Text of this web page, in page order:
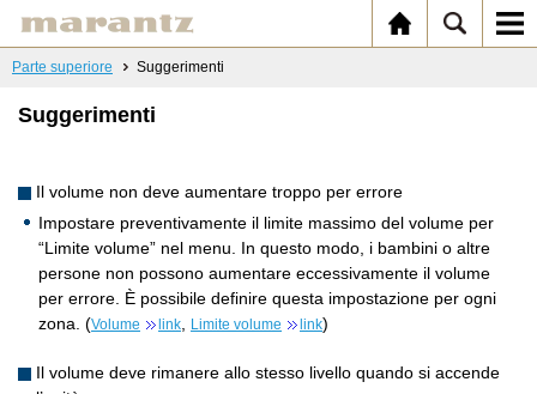
Parte superiore Suggerimenti
Suggerimenti
Il volume non deve aumentare troppo per errore
Impostare preventivamente il limite massimo del volume per
“Limite volume” nel menu. In questo modo, i bambini o altre
persone non possono aumentare eccessivamente il volume
per errore. È possibile definire questa impostazione per ogni
zona. (Volume link Limite volume link)
Il volume deve rimanere allo stesso livello quando si accende